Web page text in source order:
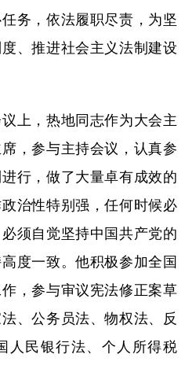
务，依法履职尽责，为坚
、推进社会主义法制建设
，热地同志作为大会主
，参与主持会议，认真参
行，做了大量卓有成效的
治性特别强，任何时候必
须自觉坚持中国共产党的
度一致。他积极参加全国
，参与审议宪法修正案草
、公务员法、物权法、反
人民银行法、个人所得税